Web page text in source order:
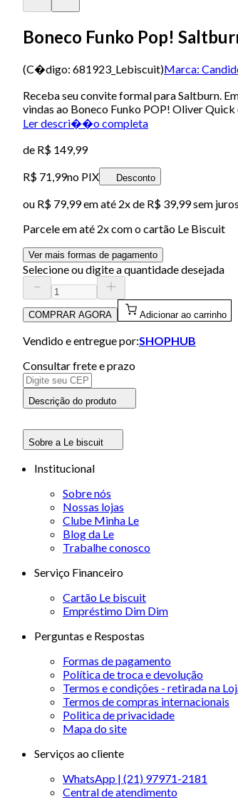
Boneco Funko Pop!
(C�digo: 681923_Lebiscuit)Marca:
Receba seu convite formal para Saltburn.
vindas ao Boneco Funko POP! Oliver
Ler descri��o completa
de R$ 149,99
R$ 71,99no PIX Desconto
ou R$ 79,99em até 2x de R$ 39,99 sem juros
Parcele em até 2x com o cartão Le Biscuit
Ver mais formas de pagamento
Selecione ou digite a quantidade desejada
COMPRAR AGORA Adicionar ao carrinho
Vendido e entregue por:SHOPHUB
Consultar frete e prazo
Descrição do produto
Sobre a Le biscuit
Institucional
Sobre nós
Nossas lojas
Clube Minha Le
Blog da Le
Trabalhe conosco
Serviço Financeiro
Cartão Le biscuit
Empréstimo Dim Dim
Perguntas e Respostas
Formas de pagamento
Política de troca e devolução
Termos e condições - retirada na
Termos de compras internacionais
Politica de privacidade
Mapa do site
Serviços ao cliente
WhatsApp | (21) 97971-2181
Central de atendimento